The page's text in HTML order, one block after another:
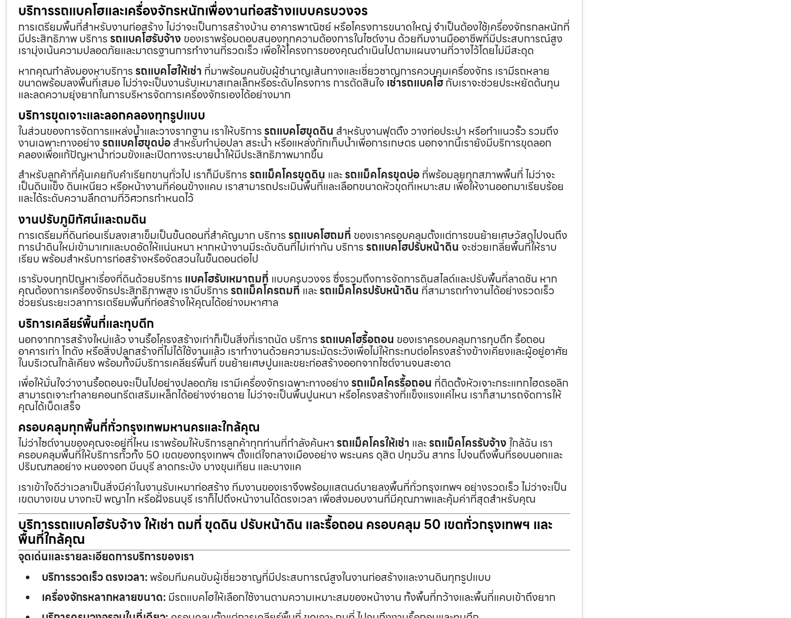
บริการรถแบคโฮและเครื่องจักรหนักเพื่องานก่อสร้างแบบครบวงจร
การเตรียมพื้นที่สำหรับงานก่อสร้าง ไม่ว่าจะเป็นการสร้างบ้าน อาคารพาณิชย์ หรือโครงการขนาดใหญ่ จำเป็นต้องใช้เครื่องจักรกลหนักที่
มีประสิทธิภาพ บริการรถแบคโฮรับจ้าง ของเราพร้อมตอบสนองทุกความต้องการในไซต์งาน ด้วยทีมงานมืออาชีพที่มีประสบการณ์สูง
เรามุ่งเน้นความปลอดภัยและมาตรฐานการทำงานที่รวดเร็ว เพื่อให้โครงการของคุณดำเนินไปตามแผนงานที่วางไว้โดยไม่มีสะดุด
หากคุณกำลังมองหาบริการรถแบคโฮให้เช่า ที่มาพร้อมคนขับผู้ชำนาญเส้นทางและเชี่ยวชาญการควบคุมเครื่องจักร เรามีรถหลาย
ขนาดพร้อมลงพื้นที่เสมอ ไม่ว่าจะเป็นงานรับเหมาสเกลเล็กหรือระดับโครงการ การตัดสินใจ เช่ารถแบคโฮกับเราจะช่วยประหยัดต้นทุน
และลดความยุ่งยากในการบริหารจัดการเครื่องจักรเองได้อย่างมาก
บริการขุดเจาะและลอกคลองทุกรูปแบบ
ในส่วนของการจัดการแหล่งน้ำและวางรากฐาน เราให้บริการรถแบคโฮขุดดิน สำหรับงานฟุตติ้ง วางท่อประปา หรือทำแนวรั้ว รวมถึง
งานเฉพาะทางอย่างรถแบคโฮขุดบ่อสำหรับทำบ่อปลา สระน้ำ หรือแหล่งกักเก็บน้ำเพื่อการเกษตร นอกจากนี้เรายังมีบริการขุดลอก
คลองเพื่อแก้ปัญหาน้ำท่วมขังและเปิดทางระบายน้ำให้มีประสิทธิภาพมากขึ้น
สำหรับลูกค้าที่คุ้นเคยกับคำเรียกขานทั่วไป เราก็มีบริการรถแม็คโครขุดดิน และรถแม็คโครขุดบ่อที่พร้อมลุยทุกสภาพพื้นที่ ไม่ว่าจะ
เป็นดินแข็ง ดินเหนียว หรือหน้างานที่ค่อนข้างแคบ เราสามารถประเมินพื้นที่และเลือกขนาดหัวขุดที่เหมาะสม เพื่อให้งานออกมาเรียบร้อย
และได้ระดับความลึกตามที่วิศวกรกำหนดไว้
งานปรับภูมิทัศน์และถมดิน
การเตรียมที่ดินก่อนเริ่มลงเสาเข็มเป็นขั้นตอนที่สำคัญมาก บริการรถแบคโฮถมที่ ของเราครอบคลุมตั้งแต่การขนย้ายเศษวัสดุไปจนถึง
การนำดินใหม่เข้ามาเทและบดอัดให้แน่นหนา หากหน้างานมีระดับดินที่ไม่เท่ากัน บริการรถแบคโฮปรับหน้าดินจะช่วยเกลี่ยพื้นที่ให้ราบ
เรียบ พร้อมสำหรับการก่อสร้างหรือจัดสวนในขั้นตอนต่อไป
เรารับจบทุกปัญหาเรื่องที่ดินด้วยบริการ แบคโฮรับเหมาถมที่ แบบครบวงจร ซึ่งรวมถึงการจัดการดินสไลด์และปรับพื้นที่ลาดชัน หาก
คุณต้องการเครื่องจักรประสิทธิภาพสูง เรามีบริการรถแม็คโครถมที่ และรถแม็คโครปรับหน้าดิน ที่สามารถทำงานได้อย่างรวดเร็ว
ช่วยร่นระยะเวลาการเตรียมพื้นที่ก่อสร้างให้คุณได้อย่างมหาศาล
บริการเคลียร์พื้นที่และทุบตึก
นอกจากการสร้างใหม่แล้ว งานรื้อโครงสร้างเก่าก็เป็นสิ่งที่เราถนัด บริการรถแบคโฮรื้อถอน ของเราครอบคลุมการทุบตึก รื้อถอน
อาคารเก่า โกดัง หรือสิ่งปลูกสร้างที่ไม่ได้ใช้งานแล้ว เราทำงานด้วยความระมัดระวังเพื่อไม่ให้กระทบต่อโครงสร้างข้างเคียงและผู้อยู่อาศัย
ในบริเวณใกล้เคียง พร้อมทั้งมีบริการเคลียร์พื้นที่ ขนย้ายเศษปูนและขยะก่อสร้างออกจากไซต์งานจนสะอาด
เพื่อให้มั่นใจว่างานรื้อถอนจะเป็นไปอย่างปลอดภัย เรามีเครื่องจักรเฉพาะทางอย่างรถแม็คโครรื้อถอน ที่ติดตั้งหัวเจาะกระแทกไฮดรอลิก
สามารถเจาะทำลายคอนกรีตเสริมเหล็กได้อย่างง่ายดาย ไม่ว่าจะเป็นพื้นปูนหนา หรือโครงสร้างที่แข็งแรงแค่ไหน เราก็สามารถจัดการให้
คุณได้เบ็ดเสร็จ
ครอบคลุมทุกพื้นที่ทั่วกรุงเทพมหานครและใกล้คุณ
ไม่ว่าไซต์งานของคุณจะอยู่ที่ไหน เราพร้อมให้บริการลูกค้าทุกท่านที่กำลังค้นหารถแม็คโครให้เช่า และรถแม็คโครรับจ้างใกล้ฉัน เรา
ครอบคลุมพื้นที่ให้บริการทั่วทั้ง 50 เขตของกรุงเทพฯ ตั้งแต่ใจกลางเมืองอย่าง พระนคร ดุสิต ปทุมวัน สาทร ไปจนถึงพื้นที่รอบนอกและ
ปริมณฑลอย่าง หนองจอก มีนบุรี ลาดกระบัง บางขุนเทียน และบางแค
เราเข้าใจดีว่าเวลาเป็นสิ่งมีค่าในงานรับเหมาก่อสร้าง ทีมงานของเราจึงพร้อมแสตนด์บายลงพื้นที่ทั่วกรุงเทพฯ อย่างรวดเร็ว ไม่ว่าจะเป็น
เขตบางเขน บางกะปิ พญาไท หรือฝั่งธนบุรี เราก็ไปถึงหน้างานได้ตรงเวลา เพื่อส่งมอบงานที่มีคุณภาพและคุ้มค่าที่สุดสำหรับคุณ
บริการรถแบคโฮรับจ้าง ให้เช่า ถมที่ ขุดดิน ปรับหน้าดิน และรื้อถอน ครอบคลุม 50 เขตทั่วกรุงเทพฯ และ
พื้นที่ใกล้คุณ
จุดเด่นและรายละเอียดการบริการของเรา
บริการรวดเร็ว ตรงเวลา:พร้อมทีมคนขับผู้เชี่ยวชาญที่มีประสบการณ์สูงในงานก่อสร้างและงานดินทุกรูปแบบ
เครื่องจักรหลากหลายขนาด: มีรถแบคโฮให้เลือกใช้งานตามความเหมาะสมของหน้างาน ทั้งพื้นที่กว้างและพื้นที่แคบเข้าถึงยาก